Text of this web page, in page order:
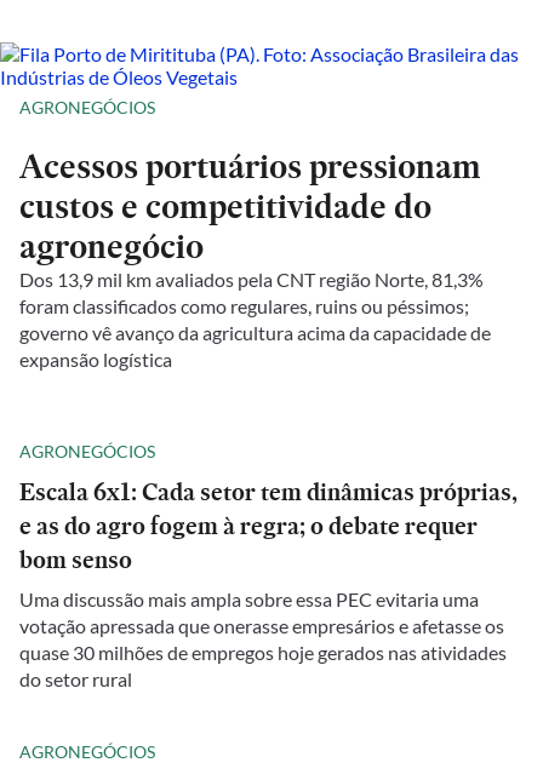
AGRONEGÓCIOS
Acessos portuários pressionam
custos e competitividade do
agronegócio
Dos 13,9 mil km avaliados pela CNT região Norte, 81,3%
foram classificados como regulares, ruins ou péssimos;
governo vê avanço da agricultura acima da capacidade de
expansão logística
AGRONEGÓCIOS
Escala 6x1: Cada setor tem dinâmicas próprias,
e as do agro fogem à regra; o debate requer
bom senso
Uma discussão mais ampla sobre essa PEC evitaria uma
votação apressada que onerasse empresários e afetasse os
quase 30 milhões de empregos hoje gerados nas atividades
do setor rural
AGRONEGÓCIOS